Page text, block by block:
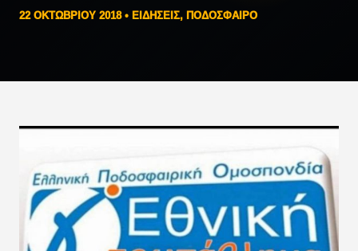
22 ΟΚΤΩΒΡΊΟΥ 2018 • ΕΙΔΗΣΕΙΣ, ΠΟΔΟΣΦΑΙΡΟ